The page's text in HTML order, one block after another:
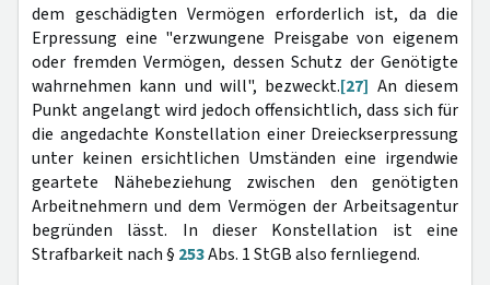
dem geschädigten Vermögen erforderlich ist, da die
Erpressung eine "erzwungene Preisgabe von eigenem
oder fremden Vermögen, dessen Schutz der Genötigte
wahrnehmen kann und will", bezweckt.[27] An diesem
Punkt angelangt wird jedoch offensichtlich, dass sich für
die angedachte Konstellation einer Dreieckserpressung
unter keinen ersichtlichen Umständen eine irgendwie
geartete Nähebeziehung zwischen den genötigten
Arbeitnehmern und dem Vermögen der Arbeitsagentur
begründen lässt. In dieser Konstellation ist eine
Strafbarkeit nach § 253Abs. 1 StGB also fernliegend.